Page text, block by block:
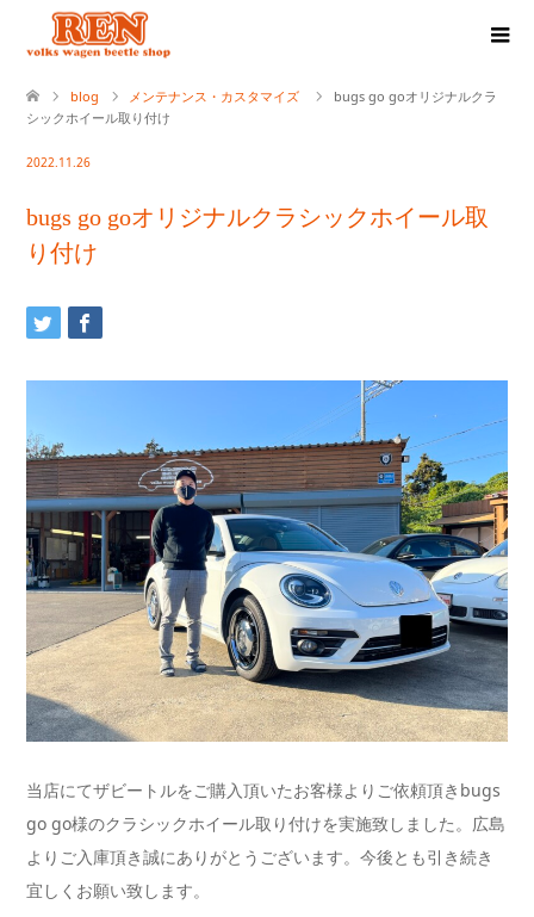
blog メンテナンス・カスタマイズ
bugs go goオリジナルクラ
シックホイール取り付け
2022.11.26
bugs go goオリジナルクラシックホイール取
り付け
当店にてザビートルをご購入頂いたお客様よりご依頼頂きbugs
go go様のクラシックホイール取り付けを実施致しました。広島
よりご入庫頂き誠にありがとうございます。今後とも引き続き
宜しくお願い致します。